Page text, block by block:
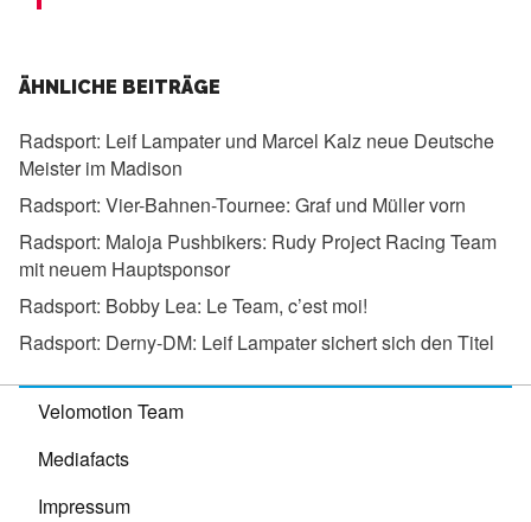
ÄHNLICHE BEITRÄGE
Radsport: Leif Lampater und Marcel Kalz neue Deutsche
Meister im Madison
Radsport: Vier-Bahnen-Tournee: Graf und Müller vorn
Radsport: Maloja Pushbikers: Rudy Project Racing Team
mit neuem Hauptsponsor
Radsport: Bobby Lea: Le Team, c’est moi!
Radsport: Derny-DM: Leif Lampater sichert sich den Titel
Velomotion Team
Mediafacts
Impressum